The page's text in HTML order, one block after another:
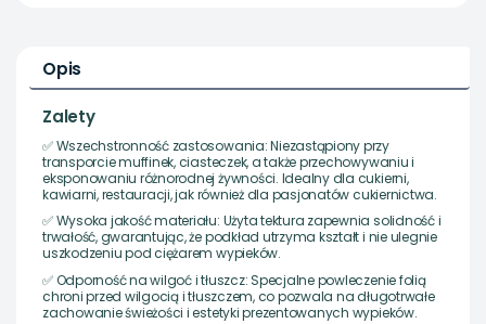
Opis
Zalety
✅ Wszechstronność zastosowania: Niezastąpiony przy
transporcie muffinek, ciasteczek, a także przechowywaniu i
eksponowaniu różnorodnej żywności. Idealny dla cukierni,
kawiarni, restauracji, jak również dla pasjonatów cukiernictwa.
✅ Wysoka jakość materiału: Użyta tektura zapewnia solidność i
trwałość, gwarantując, że podkład utrzyma kształt i nie ulegnie
uszkodzeniu pod ciężarem wypieków.
✅ Odporność na wilgoć i tłuszcz: Specjalne powleczenie folią
chroni przed wilgocią i tłuszczem, co pozwala na długotrwałe
zachowanie świeżości i estetyki prezentowanych wypieków.